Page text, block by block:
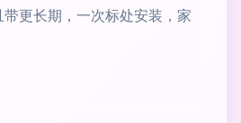
更长期，一次标处安装，家